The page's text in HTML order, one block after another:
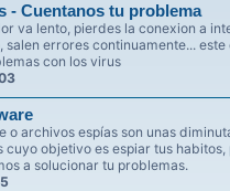
- Cuentanos tu problema
va lento, pierdes la conexion a
salen errores continuamente... este
con los virus
o archivos espías son unas
cuyo objetivo es espiar tus habitos,
a solucionar tu problemas.